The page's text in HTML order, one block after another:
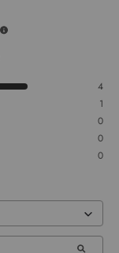
4
1
0
0
0